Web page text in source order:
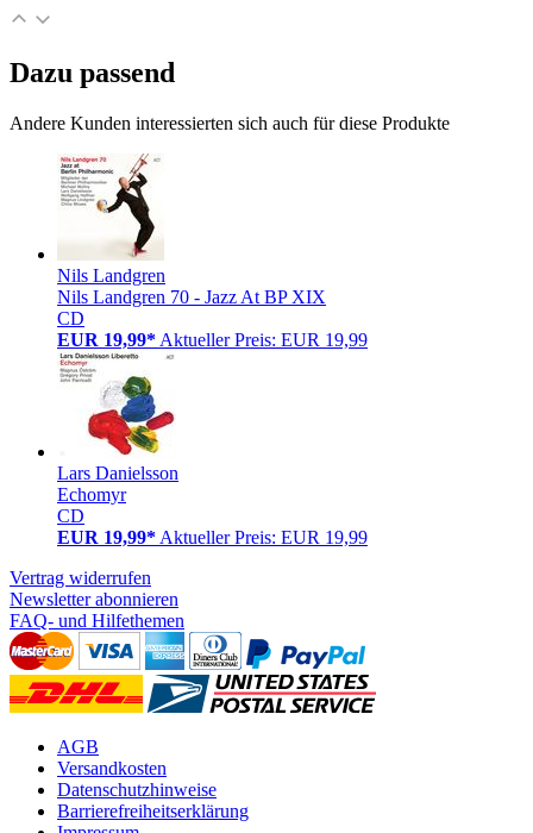
Dazu passend
Andere Kunden interessierten sich auch für diese Produkte
Nils Landgren
Nils Landgren 70 - Jazz At BP XIX
CD
EUR 19,99* Aktueller Preis: EUR 19,99
Lars Danielsson
Echomyr
CD
EUR 19,99* Aktueller Preis: EUR 19,99
Vertrag widerrufen
Newsletter abonnieren
FAQ- und Hilfethemen
AGB
Versandkosten
Datenschutzhinweise
Barrierefreiheitserklärung